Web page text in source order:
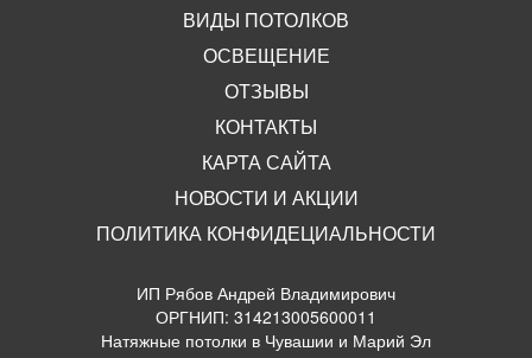
ВИДЫ ПОТОЛКОВ
ОСВЕЩЕНИЕ
ОТЗЫВЫ
КОНТАКТЫ
КАРТА САЙТА
НОВОСТИ И АКЦИИ
ПОЛИТИКА КОНФИДЕЦИАЛЬНОСТИ
ИП Рябов Андрей Владимирович
ОРГНИП: 314213005600011
Натяжные потолки в Чувашии и Марий Эл